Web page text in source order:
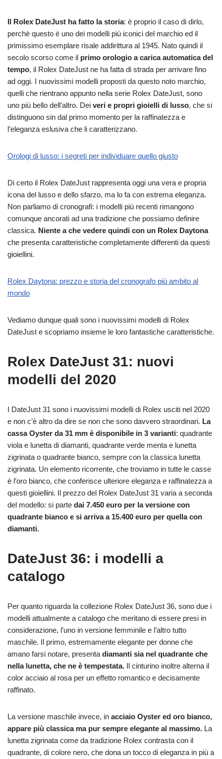
Il Rolex DateJust ha fatto la storia: è proprio il caso di dirlo,
perchè questo è uno dei modelli più iconici del marchio ed il
primissimo esemplare risale addirittura al 1945. Nato quindi il
secolo scorso come il primo orologio a carica automatica del
tempo, il Rolex DateJust ne ha fatta di strada per arrivare fino
ad oggi. I nuovissimi modelli proposti da questo noto marchio,
quelli che rientrano appunto nella serie Rolex DateJust, sono
uno più bello dell’altro. Dei veri e propri gioielli di lusso, che si
distinguono sin dal primo momento per la raffinatezza e
l’eleganza eslusiva che li caratterizzano.
Orologi di lusso: i segreti per individuare quello giusto
Di certo il Rolex DateJust rappresenta oggi una vera e propria
icona del lusso e dello sfarzo, ma lo fa con estrema eleganza.
Non parliamo di cronografi: i modelli più recenti rimangono
comunque ancorati ad una tradizione che possiamo definire
classica. Niente a che vedere quindi con un Rolex Daytona
che presenta caratteristiche completamente differenti da questi
gioiellini.
Rolex Daytona: prezzo e storia del cronografo più ambito al
mondo
Vediamo dunque quali sono i nuovissimi modelli di Rolex
DateJust e scopriamo insieme le loro fantastiche caratteristiche.
Rolex DateJust 31: nuovi
modelli del 2020
I DateJust 31 sono i nuovissimi modelli di Rolex usciti nel 2020
e non c’è altro da dire se non che sono davvero straordinari. La
cassa Oyster da 31 mm è disponibile in 3 varianti: quadrante
viola e lunetta di diamanti, quadrante verde menta e lunetta
zigrinata o quadrante bianco, sempre con la classica lunetta
zigrinata. Un elemento ricorrente, che troviamo in tutte le casse
è l’oro bianco, che conferisce ulteriore eleganza e raffinatezza a
questi gioiellini. Il prezzo del Rolex DateJust 31 varia a seconda
del modello: si parte dai 7.450 euro per la versione con
quadrante bianco e si arriva a 15.400 euro per quella con
diamanti.
DateJust 36: i modelli a
catalogo
Per quanto riguarda la collezione Rolex DateJust 36, sono due i
modelli attualmente a catalogo che meritano di essere presi in
considerazione, l’uno in versione femminile e l’altro tutto
maschile. Il primo, estremamente elegante per donne che
amano farsi notare, presenta diamanti sia nel quadrante che
nella lunetta, che ne è tempestata. Il cinturino inoltre alterna il
color acciaio al rosa per un effetto romantico e decisamente
raffinato.
La versione maschile invece, in acciaio Oyster ed oro bianco,
appare più classica ma pur sempre elegante al massimo. La
lunetta zigrinata come da tradizione Rolex contrasta con il
quadrante, di colore nero, che dona un tocco di eleganza in più a